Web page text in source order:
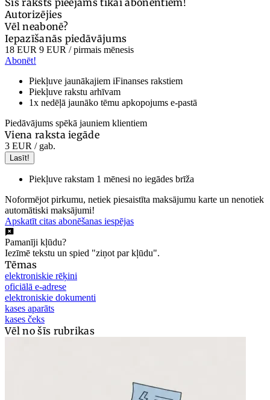
Šis raksts pieejams tikai abonentiem!
Autorizējies
Vēl neabonē?
Iepazīšanās piedāvājums
18 EUR 9 EUR / pirmais mēnesis
Abonēt!
Piekļuve jaunākajiem iFinanses rakstiem
Piekļuve rakstu arhīvam
1x nedēļā jaunāko tēmu apkopojums e-pastā
Piedāvājums spēkā jauniem klientiem
Viena raksta iegāde
3 EUR / gab.
Lasīt!
Piekļuve rakstam 1 mēnesi no iegādes brīža
Noformējot pirkumu, netiek piesaistīta maksājumu karte un nenotiek
automātiski maksājumi!
Apskatīt citas abonēšanas iespējas
Pamanīji kļūdu?
Iezīmē tekstu un spied "ziņot par kļūdu".
Tēmas
elektroniskie rēķini
oficiālā e-adrese
elektroniskie dokumenti
kases aparāts
kases čeks
Vēl no šīs rubrikas